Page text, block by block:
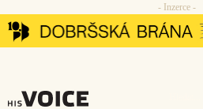
Přeskočit
na
- Inzerce -